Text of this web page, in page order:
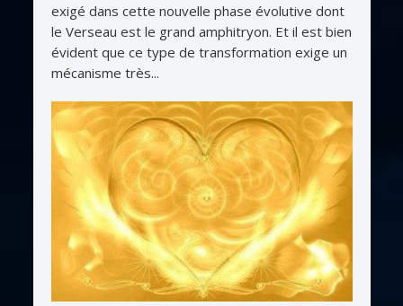
exigé dans cette nouvelle phase évolutive dont
le Verseau est le grand amphitryon. Et il est bien
évident que ce type de transformation exige un
mécanisme très...